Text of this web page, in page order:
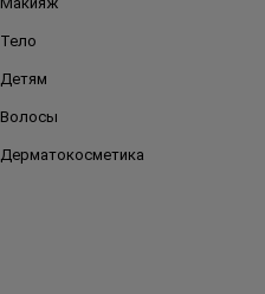
Тело
Детям
Волосы
Дерматокосметика